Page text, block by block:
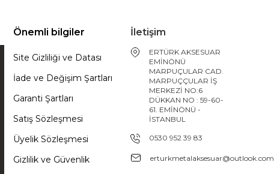
Önemli bilgiler
Site Gizliliği ve Datası
İade ve Değişim Şartları
Garanti Şartları
Satış Sözleşmesi
Üyelik Sözleşmesi
Gizlilik ve Güvenlik
İletişim
ERTÜRK AKSESUAR
EMİNÖNÜ
MARPUÇULAR CAD.
MARPUÇÇULAR İŞ
MERKEZİ NO:6
DÜKKAN NO : 59-60-
61. EMİNÖNÜ -
İSTANBUL
0530 952 39 83
erturkmetalaksesuar@outlook.com